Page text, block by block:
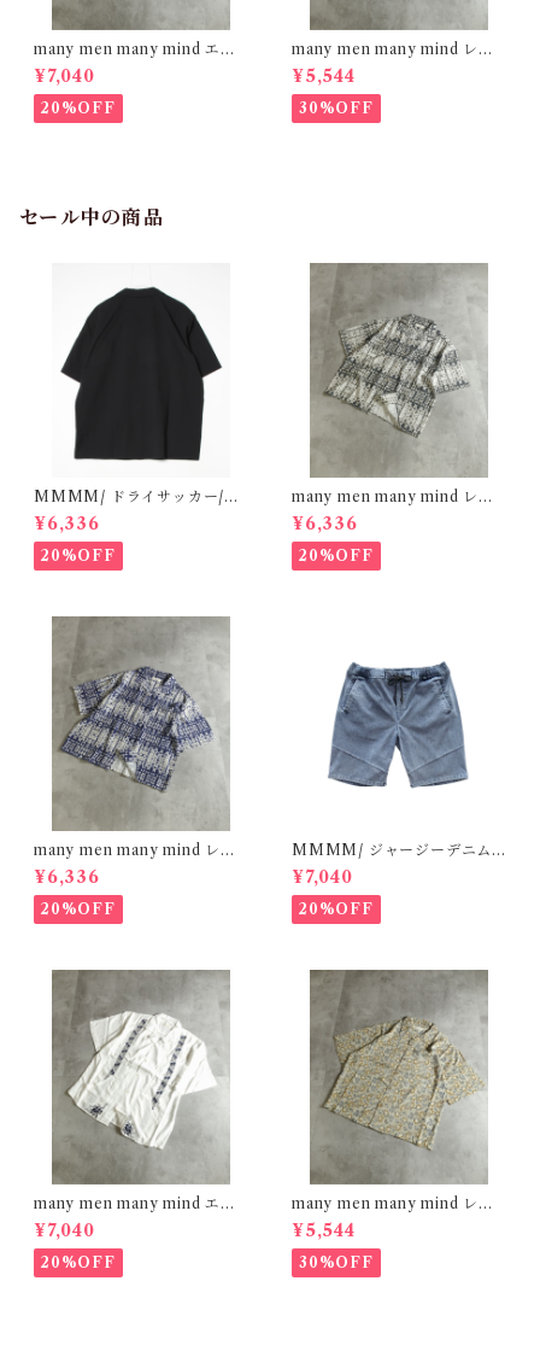
many men many mind エン
ブロイダリー レーヨンシャツ
オフホワイト M2615090
¥7,040
20%OFF
many men many mind レー
ヨン 総柄シャツ 花柄 イエロー
M2615061
¥5,544
30%OFF
セール中の商品
MMMM/ ドライサッカー/オ
ープンカラーシャツ BLACK
15130M26
¥6,336
20%OFF
many men many mind レー
ヨン 総柄シャツ バティック ネ
イティブ ブラック M261506
0
¥6,336
20%OFF
many men many mind レー
ヨン 総柄シャツ バティック ネ
イティブ ネイビー M261506
0
¥6,336
20%OFF
MMMM/ ジャージーデニム/
ショートパンツ L/BLUE 180
20M26
¥7,040
20%OFF
many men many mind エン
ブロイダリー レーヨンシャツ
オフホワイト M2615090
¥7,040
20%OFF
many men many mind レー
ヨン 総柄シャツ 花柄 イエロー
M2615061
¥5,544
30%OFF